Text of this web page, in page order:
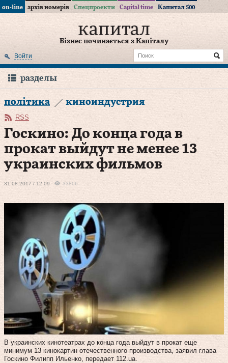
on-line архів номерів Спецпроекти Capital time Капитал 500
Бізнес починається з Капіталу
Войти
разделы
політика киноиндустрия
RSS
Госкино: До конца года в
прокат выйдут не менее 13
украинских фильмов
31.08.2017 / 12:09 33806
В украинских кинотеатрах до конца года выйдут в прокат еще
минимум 13 кинокартин отечественного производства, заявил глава
Госкино Филипп Ильенко, передает 112.ua.